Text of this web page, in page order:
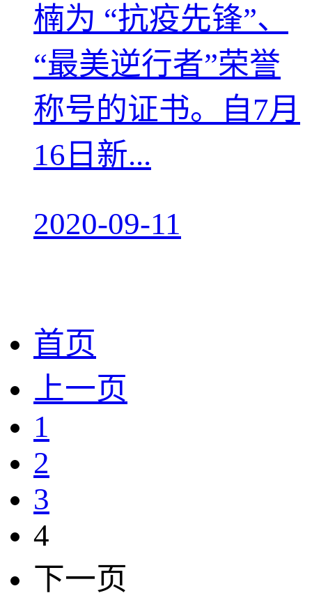
楠为 “抗疫先锋”、
“最美逆行者”荣誉
称号的证书。自7月
16日新...
2020-09-11
首页
上一页
1
2
3
4
下一页